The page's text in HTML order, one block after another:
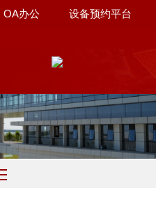
设备预约平台
OA办公